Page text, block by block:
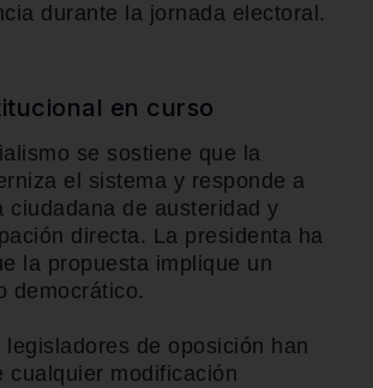
durante la jornada electoral.
en curso
se sostiene que la
el sistema y responde a
ciudadana de austeridad y
directa. La presidenta ha
la propuesta implique un
democrático.
legisladores de oposición han
cualquier modificación